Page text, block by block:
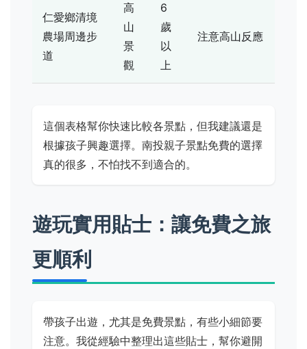
仁愛鄉清境
農場周邊步
道
高
山
景
觀
6
歲
以
上
注意高山反應
這個表格幫你快速比較各景點，但我建議還是
根據孩子興趣選擇。南投親子景點免費的選擇
真的很多，不怕找不到適合的。
遊玩實用貼士：讓免費之旅
更順利
帶孩子出遊，尤其是免費景點，有些小細節要
注意。我從經驗中整理出這些貼士，幫你避開